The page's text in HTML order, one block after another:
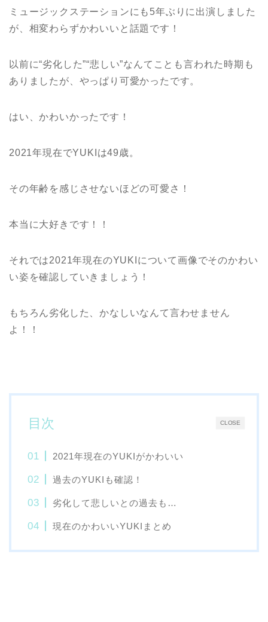
ミュージックステーションにも5年ぶりに出演しました
が、相変わらずかわいいと話題です！
以前に“劣化した”“悲しい”なんてことも言われた時期も
ありましたが、やっぱり可愛かったです。
はい、かわいかったです！
2021年現在でYUKIは49歳。
その年齢を感じさせないほどの可愛さ！
本当に大好きです！！
それでは2021年現在のYUKIについて画像でそのかわい
い姿を確認していきましょう！
もちろん劣化した、かなしいなんて言わせません
よ！！
CLOSE
目次
2021年現在のYUKIがかわいい
過去のYUKIも確認！
劣化して悲しいとの過去も…
現在のかわいいYUKIまとめ